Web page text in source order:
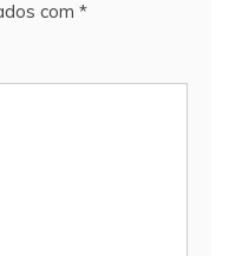
com *